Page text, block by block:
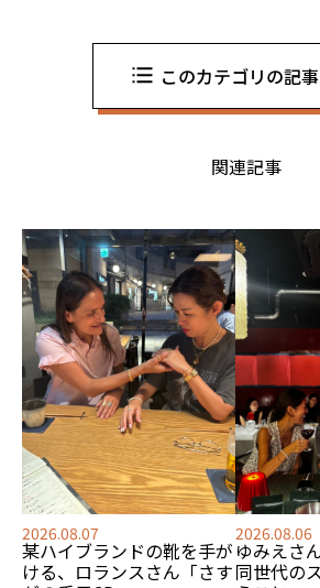
このカテゴリの記
関連記事
2026.08.07
某ハイブランドの靴を手が
ける、 ロランスさん「さす
2026.08.06
ゆみえさ
同世代の